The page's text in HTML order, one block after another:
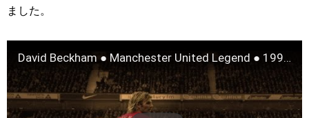
ました。
David Beckham ● Manchester United Legend ● 1993-2003